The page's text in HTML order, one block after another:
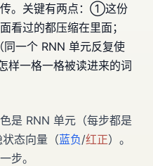
。关键有两点：①这份
看过的都压缩在里面；
（同一个 RNN 单元反复使
样一格一格被读进来的词
是 RNN 单元（每步都是
态向量（蓝负/红正）。
步。